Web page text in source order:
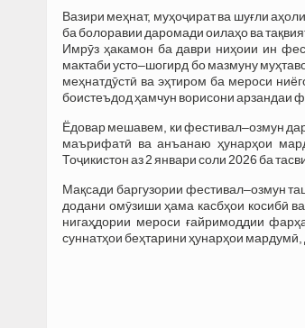
Вазири меҳнат, муҳоҷират ва шуғли
ба болоравии даромади оилаҳо ва
Имрӯз ҳакамон ба даври ниҳоии ин
мактаби усто–шогирд бо мазмуну
меҳнатдӯстӣ ва эҳтиром ба мероси
боистеъдод ҳамчун ворисони арзандаи
Ёдовар мешавем, ки фестивал–озмун
маърифатӣ ва анъанаю ҳунарҳои
Тоҷикистон аз 2 январи соли 2026 ба
Мақсади баргузории фестивал–озмун
додани омӯзиши ҳама касбҳои косибӣ
нигаҳдории мероси ғайримоддии
суннатҳои беҳтарини ҳунарҳои